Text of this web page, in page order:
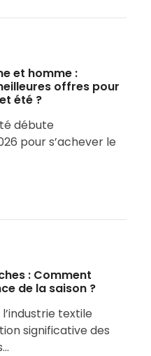
et homme :
offres pour
été ?
débute
pour s’achever le
: Comment
de la saison ?
textile
significative des